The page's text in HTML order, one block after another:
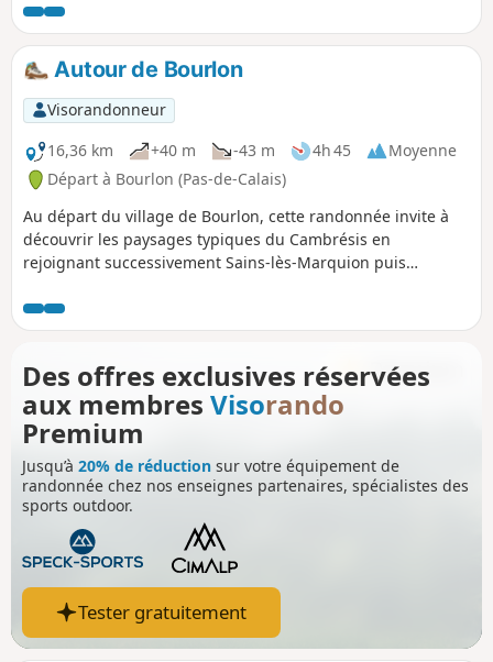
vers Fontaine-Notre-Dame, nichée entre verdure et
patrimoine. Ici, chaque sentier est une invitation à ralentir,
à écouter le bruissement du vent dans les arbres et à
savourer le calme des horizons dégagés. Un itinéraire idéal
pour s’oxygéner, admirer les nuances des saisons et
redécouvrir la beauté simple des villages d’ici.
Autour de Bourlon
Visorandonneur
16,36 km
+40 m -43 m 4h 45
Moyenne
Départ à Bourlon (Pas-de-Calais)
Au départ du village de Bourlon, cette randonnée invite à
découvrir les paysages typiques du Cambrésis en
rejoignant successivement Sains‑lès‑Marquion puis
vues dégagées sur les plaines, l’itinéraire offre une balade
variée, accessible et riche en petites découvertes locales.
trois communes marquées par l’histoire et la nature.
Des offres exclusives réservées
aux membres Visorando
Premium
Jusqu’à 20% de réduction sur votre équipement de
randonnée chez nos enseignes partenaires, spécialistes des
sports outdoor.
Tester gratuitement